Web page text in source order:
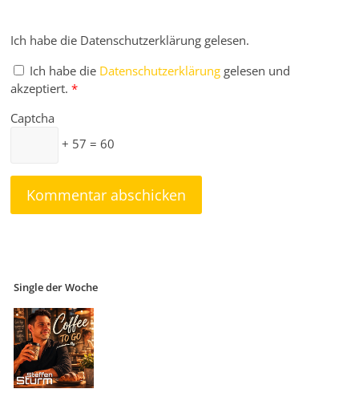
Ich habe die Datenschutzerklärung gelesen.
Ich habe die Datenschutzerklärung gelesen und
akzeptiert. *
Captcha
+ 57 = 60
Single der Woche